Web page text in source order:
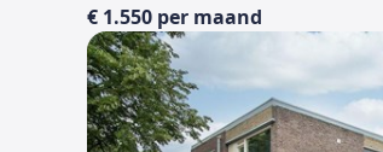
€ 1.550 per maand